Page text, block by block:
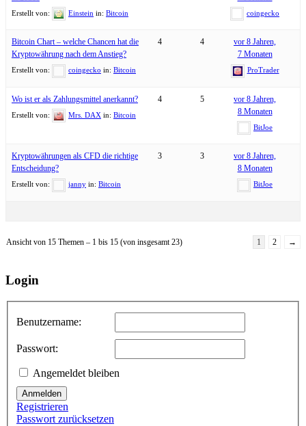
Erstellt von: Einstein in: Bitcoin coingecko
Bitcoin Chart – welche Chancen hat die
Kryptowährung nach dem Anstieg?
Erstellt von: coingecko in: Bitcoin
4 4
vor 8 Jahren,
7 Monaten
ProTrader
Wo ist er als Zahlungsmittel anerkannt?
Erstellt von: Mrs. DAX in: Bitcoin
4 5
vor 8 Jahren,
8 Monaten
BitJoe
Kryptowährungen als CFD die richtige
Entscheidung?
Erstellt von: janny in: Bitcoin
3 3
vor 8 Jahren,
8 Monaten
BitJoe
Ansicht von 15 Themen – 1 bis 15 (von insgesamt 23) 1 2 →
Login
Benutzername:
Passwort:
Angemeldet bleiben
Anmelden
Registrieren
Passwort zurücksetzen